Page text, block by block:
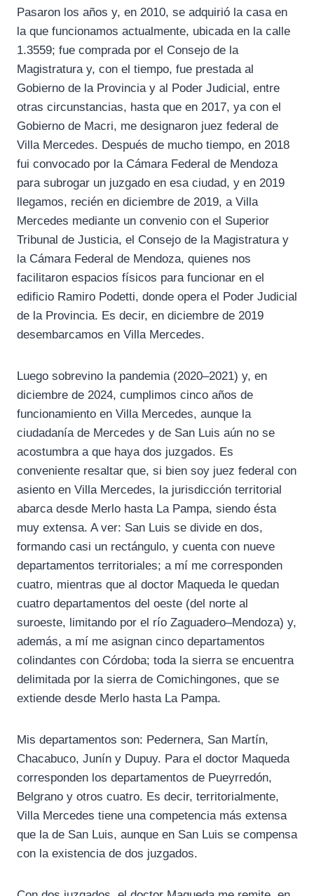
Pasaron los años y, en 2010, se adquirió la casa en
la que funcionamos actualmente, ubicada en la calle
1.3559; fue comprada por el Consejo de la
Magistratura y, con el tiempo, fue prestada al
Gobierno de la Provincia y al Poder Judicial, entre
otras circunstancias, hasta que en 2017, ya con el
Gobierno de Macri, me designaron juez federal de
Villa Mercedes. Después de mucho tiempo, en 2018
fui convocado por la Cámara Federal de Mendoza
para subrogar un juzgado en esa ciudad, y en 2019
llegamos, recién en diciembre de 2019, a Villa
Mercedes mediante un convenio con el Superior
Tribunal de Justicia, el Consejo de la Magistratura y
la Cámara Federal de Mendoza, quienes nos
facilitaron espacios físicos para funcionar en el
edificio Ramiro Podetti, donde opera el Poder Judicial
de la Provincia. Es decir, en diciembre de 2019
desembarcamos en Villa Mercedes.
Luego sobrevino la pandemia (2020–2021) y, en
diciembre de 2024, cumplimos cinco años de
funcionamiento en Villa Mercedes, aunque la
ciudadanía de Mercedes y de San Luis aún no se
acostumbra a que haya dos juzgados. Es
conveniente resaltar que, si bien soy juez federal con
asiento en Villa Mercedes, la jurisdicción territorial
abarca desde Merlo hasta La Pampa, siendo ésta
muy extensa. A ver: San Luis se divide en dos,
formando casi un rectángulo, y cuenta con nueve
departamentos territoriales; a mí me corresponden
cuatro, mientras que al doctor Maqueda le quedan
cuatro departamentos del oeste (del norte al
suroeste, limitando por el río Zaguadero–Mendoza) y,
además, a mí me asignan cinco departamentos
colindantes con Córdoba; toda la sierra se encuentra
delimitada por la sierra de Comichingones, que se
extiende desde Merlo hasta La Pampa.
Mis departamentos son: Pedernera, San Martín,
Chacabuco, Junín y Dupuy. Para el doctor Maqueda
corresponden los departamentos de Pueyrredón,
Belgrano y otros cuatro. Es decir, territorialmente,
Villa Mercedes tiene una competencia más extensa
que la de San Luis, aunque en San Luis se compensa
con la existencia de dos juzgados.